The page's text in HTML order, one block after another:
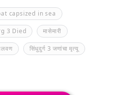
capsized in sea
3 Died मासेमारी
सिंधुदुर्ग 3 जणांचा मृत्यू